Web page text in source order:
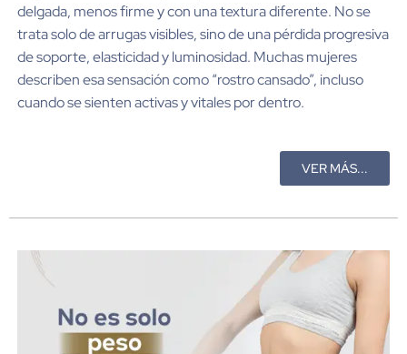
delgada, menos firme y con una textura diferente. No se
trata solo de arrugas visibles, sino de una pérdida progresiva
de soporte, elasticidad y luminosidad. Muchas mujeres
describen esa sensación como “rostro cansado”, incluso
cuando se sienten activas y vitales por dentro.
VER MÁS...